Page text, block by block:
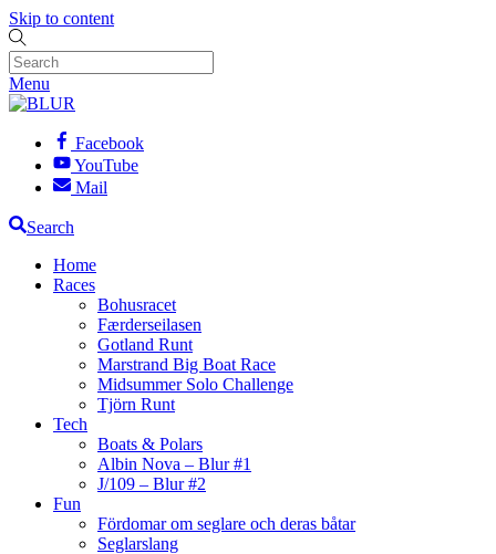
Skip to content
Menu
Facebook
YouTube
Mail
Search
Home
Races
Bohusracet
Færderseilasen
Gotland Runt
Marstrand Big Boat Race
Midsummer Solo Challenge
Tjörn Runt
Tech
Boats & Polars
Albin Nova – Blur #1
J/109 – Blur #2
Fun
Fördomar om seglare och deras båtar
Seglarslang